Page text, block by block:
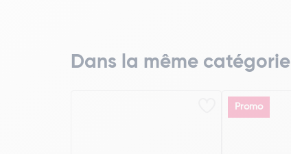
Dans la même catégorie
Promo